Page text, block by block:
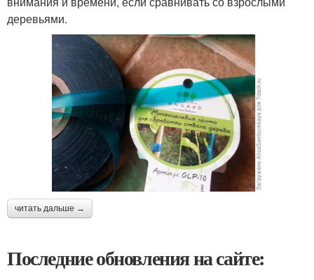
деревьями.
читать дальше →
Последние обновления на сайте: